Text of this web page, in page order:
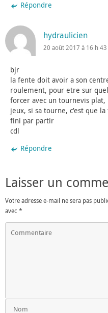
Répondre
hydraulicien
20 août 2017 à 16 h
bjr
la fente doit avoir a son
roulement, pour etre sur
forcer avec un tournevis
jeux, si sa tourne, c’est que
fini par partir
cdl
Répondre
Laisser un
Votre adresse e-mail ne sera pas
avec *